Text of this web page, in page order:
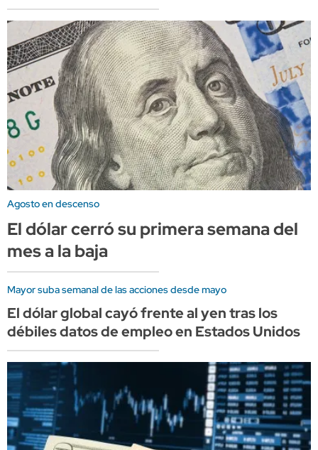
Agosto en descenso
El dólar cerró su primera semana del
mes a la baja
Mayor suba semanal de las acciones desde mayo
El dólar global cayó frente al yen tras los
débiles datos de empleo en Estados Unidos